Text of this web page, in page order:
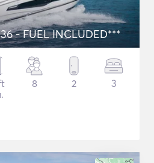
- FUEL INCLUDED***
8 2 3